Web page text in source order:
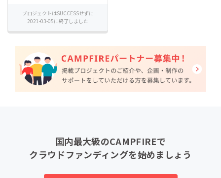
プロジェクトはSUCCESSせずに
2021-03-05に終了しました
国内最大級のCAMPFIREで
クラウドファンディングを始めましょう